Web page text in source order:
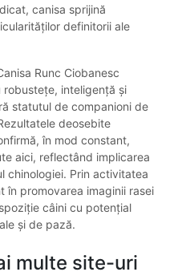
canisa sprijină
definitorii ale
Runc Ciobanesc
inteligență și
statutul de companioni de
deosebite
în mod constant,
aici, reflectând implicarea
chinologiei. Prin activitatea
în promovarea imaginii rasei
câini cu potențial
și de pază.
multe site-uri